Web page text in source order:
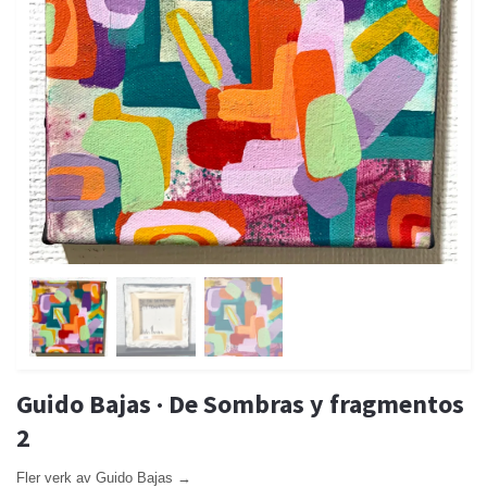
Guido Bajas · De Sombras y fragmentos
2
Fler verk av Guido Bajas →